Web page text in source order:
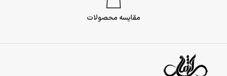
مقایسه محصولات